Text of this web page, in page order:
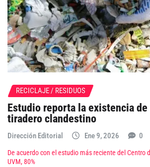
RECICLAJE / RESIDUOS
Estudio reporta la existencia de
tiradero clandestino
Dirección Editorial Ene 9, 2026 0
De acuerdo con el estudio más reciente del Centro
UVM, 80%